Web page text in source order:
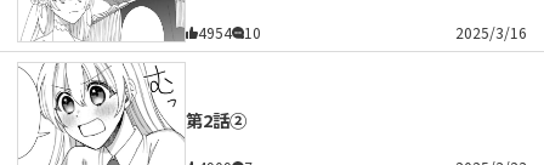
4954 10 2025/3/16
第2話②